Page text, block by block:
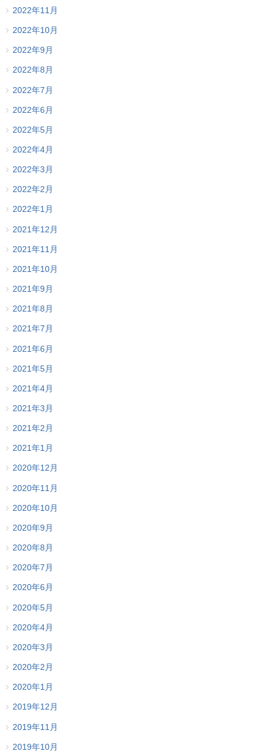
2022年11月
2022年10月
2022年9月
2022年8月
2022年7月
2022年6月
2022年5月
2022年4月
2022年3月
2022年2月
2022年1月
2021年12月
2021年11月
2021年10月
2021年9月
2021年8月
2021年7月
2021年6月
2021年5月
2021年4月
2021年3月
2021年2月
2021年1月
2020年12月
2020年11月
2020年10月
2020年9月
2020年8月
2020年7月
2020年6月
2020年5月
2020年4月
2020年3月
2020年2月
2020年1月
2019年12月
2019年11月
2019年10月